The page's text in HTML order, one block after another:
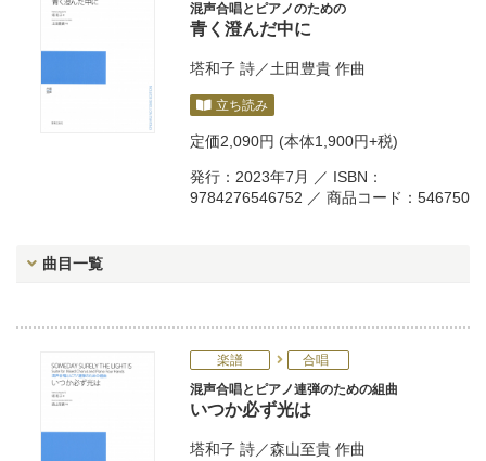
混声合唱とピアノのための
青く澄んだ中に
塔和子 詩／土田豊貴 作曲
立ち読み
定価2,090円 (本体1,900円+税)
発行：2023年7月 ／ ISBN：
9784276546752 ／ 商品コード：546750
曲目一覧
楽譜
合唱
混声合唱とピアノ連弾のための組曲
いつか必ず光は
塔和子 詩／森山至貴 作曲